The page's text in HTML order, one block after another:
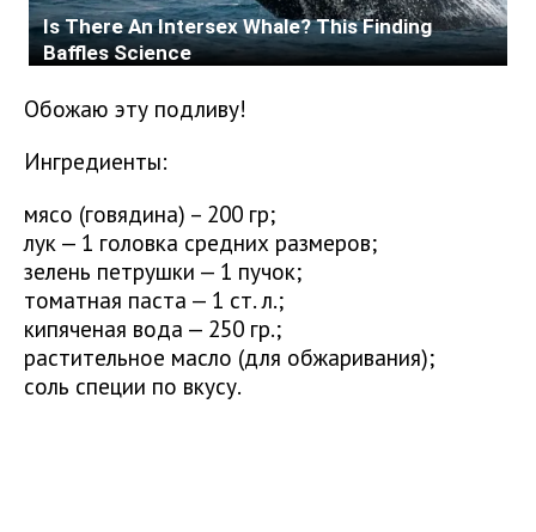
Обожаю эту подливу!
Ингредиенты:
мясо (говядина) – 200 гр;
лук — 1 головка средних размеров;
зелень петрушки — 1 пучок;
томатная паста — 1 ст. л.;
кипяченая вода — 250 гр.;
растительное масло (для обжаривания);
соль специи по вкусу.